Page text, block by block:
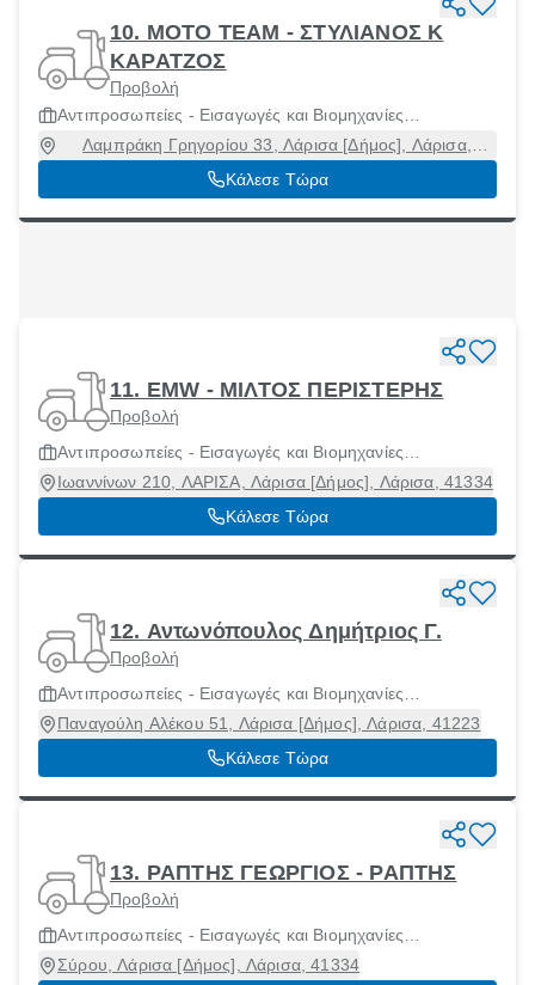
10. MOTO TEAM - ΣΤΥΛΙΑΝΟΣ Κ
ΚΑΡΑΤΖΟΣ
Προβολή
Αντιπροσωπείες - Εισαγωγές και Βιομηχανίες
Μοτοσικλετών και Μοτοποδηλάτων
Λαμπράκη Γρηγορίου 33, Λάρισα [Δήμος], Λάρισα,
41447
Κάλεσε Τώρα
11. EMW - ΜΙΛΤΟΣ ΠΕΡΙΣΤΕΡΗΣ
Προβολή
Αντιπροσωπείες - Εισαγωγές και Βιομηχανίες
Μοτοσικλετών και Μοτοποδηλάτων
Ιωαννίνων 210, ΛΑΡΙΣΑ, Λάρισα [Δήμος], Λάρισα, 41334
Κάλεσε Τώρα
12. Αντωνόπουλος Δημήτριος Γ.
Προβολή
Αντιπροσωπείες - Εισαγωγές και Βιομηχανίες
Μοτοσικλετών και Μοτοποδηλάτων
Παναγούλη Αλέκου 51, Λάρισα [Δήμος], Λάρισα, 41223
Κάλεσε Τώρα
13. ΡΑΠΤΗΣ ΓΕΩΡΓΙΟΣ - ΡΑΠΤΗΣ
Προβολή
Αντιπροσωπείες - Εισαγωγές και Βιομηχανίες
Μοτοσικλετών και Μοτοποδηλάτων
Σύρου, Λάρισα [Δήμος], Λάρισα, 41334